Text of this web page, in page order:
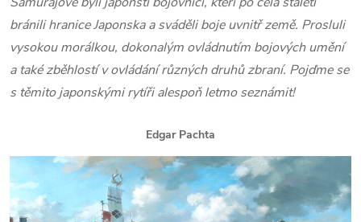
bránili hranice Japonska a sváděli boje uvnitř země. Prosluli
vysokou morálkou, dokonalým ovládnutím bojových umění
a také zběhlostí v ovládání různých druhů zbraní. Pojďme se
s těmito japonskými rytíři alespoň letmo seznámit!
Edgar Pachta